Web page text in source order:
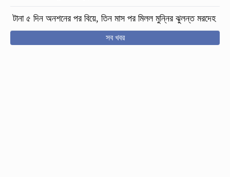
টানা ৫ দিন অনশনের পর বিয়ে, তিন মাস পর মিলল মুন্নির ঝুলন্ত মরদেহ
সব খবর